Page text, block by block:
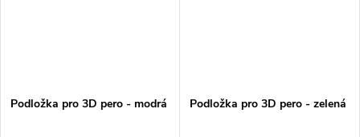
Podložka pro 3D pero - modrá Podložka pro 3D pero - zelená